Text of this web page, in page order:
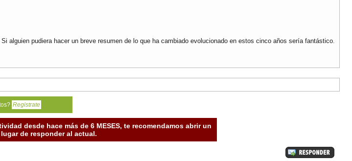
alguien pudiera hacer un breve resumen de lo que ha cambiado evolucionado en estos cinco años sería fantástico.
Registrate
desde hace más de 6 MESES, te recomendamos abrir un
de responder al actual.